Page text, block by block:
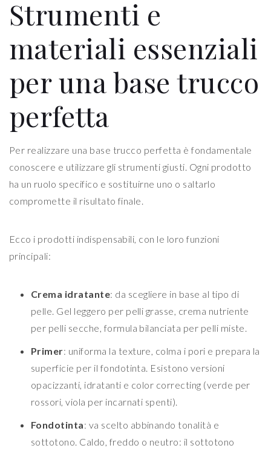
Strumenti e
materiali essenziali
per una base trucco
perfetta
Per realizzare una base trucco perfetta è fondamentale
conoscere e utilizzare gli strumenti giusti. Ogni prodotto
ha un ruolo specifico e sostituirne uno o saltarlo
compromette il risultato finale.
Ecco i prodotti indispensabili, con le loro funzioni
principali:
Crema idratante: da scegliere in base al tipo di
pelle. Gel leggero per pelli grasse, crema nutriente
per pelli secche, formula bilanciata per pelli miste.
Primer: uniforma la texture, colma i pori e prepara la
superficie per il fondotinta. Esistono versioni
opacizzanti, idratanti e color correcting (verde per
rossori, viola per incarnati spenti).
Fondotinta: va scelto abbinando tonalità e
sottotono. Caldo, freddo o neutro: il sottotono